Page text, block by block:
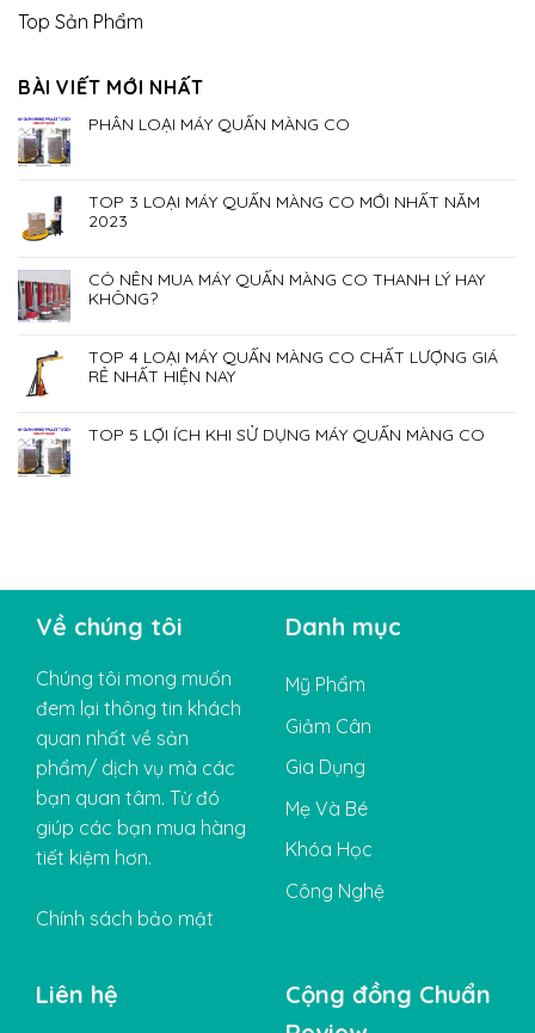
Top Sản Phẩm
BÀI VIẾT MỚI NHẤT
PHÂN LOẠI MÁY QUẤN MÀNG CO
TOP 3 LOẠI MÁY QUẤN MÀNG CO MỚI NHẤT NĂM
2023
CÓ NÊN MUA MÁY QUẤN MÀNG CO THANH LÝ HAY
KHÔNG?
TOP 4 LOẠI MÁY QUẤN MÀNG CO CHẤT LƯỢNG GIÁ
RẺ NHẤT HIỆN NAY
TOP 5 LỢI ÍCH KHI SỬ DỤNG MÁY QUẤN MÀNG CO
Về chúng tôi
Chúng tôi mong muốn
đem lại thông tin khách
quan nhất về sản
phẩm/ dịch vụ mà các
bạn quan tâm. Từ đó
giúp các bạn mua hàng
tiết kiệm hơn.
Chính sách bảo mật
Danh mục
Mỹ Phẩm
Giảm Cân
Gia Dụng
Mẹ Và Bé
Khóa Học
Công Nghệ
Liên hệ
Cộng đồng Chuẩn